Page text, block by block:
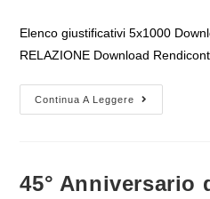
Elenco giustificativi 5x1000
RELAZIONE Download
Continua A Leggere
5X1000
45° Anniversario